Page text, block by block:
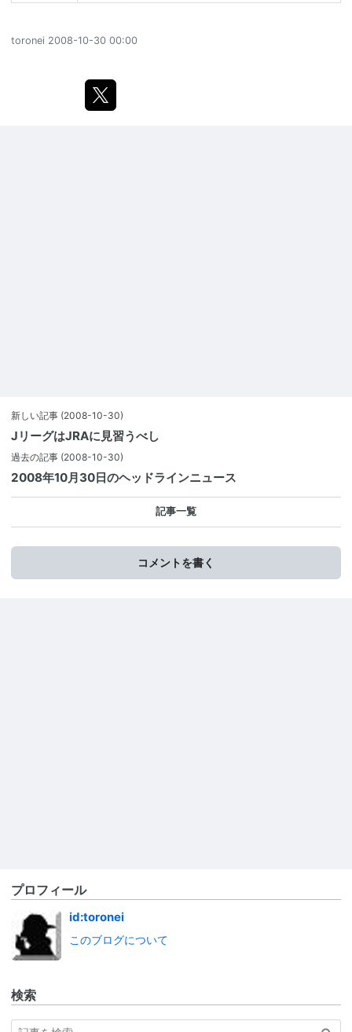
toronei 2008-10-30 00:00
新しい記事 (2008-10-30)
JリーグはJRAに見習うべし
過去の記事 (2008-10-30)
2008年10月30日のヘッドラインニュース
記事一覧
コメントを書く
プロフィール
id:toronei
このブログについて
検索